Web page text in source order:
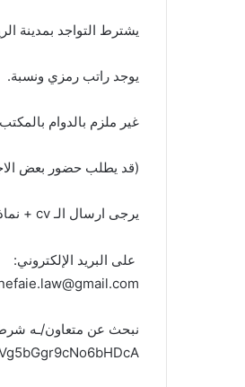
‏يشترط التواجد بمدينة
‏يوجد راتب رمزي ونسبة.
‏غير ملزم بالدوام
‏(قد يطلب حضور بعض
‏يرجى ارسال الـ cv + نماذج من الاعمال السابقة (مذكرات وعقود).
‏ على البريد الإلكتروني:
نبحث عن متعاون/ـه